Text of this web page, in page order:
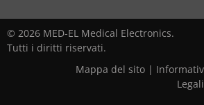
© 2026 MED-EL Medical Electronics.
Tutti i diritti riservati.
Mappa del sito |
Legali